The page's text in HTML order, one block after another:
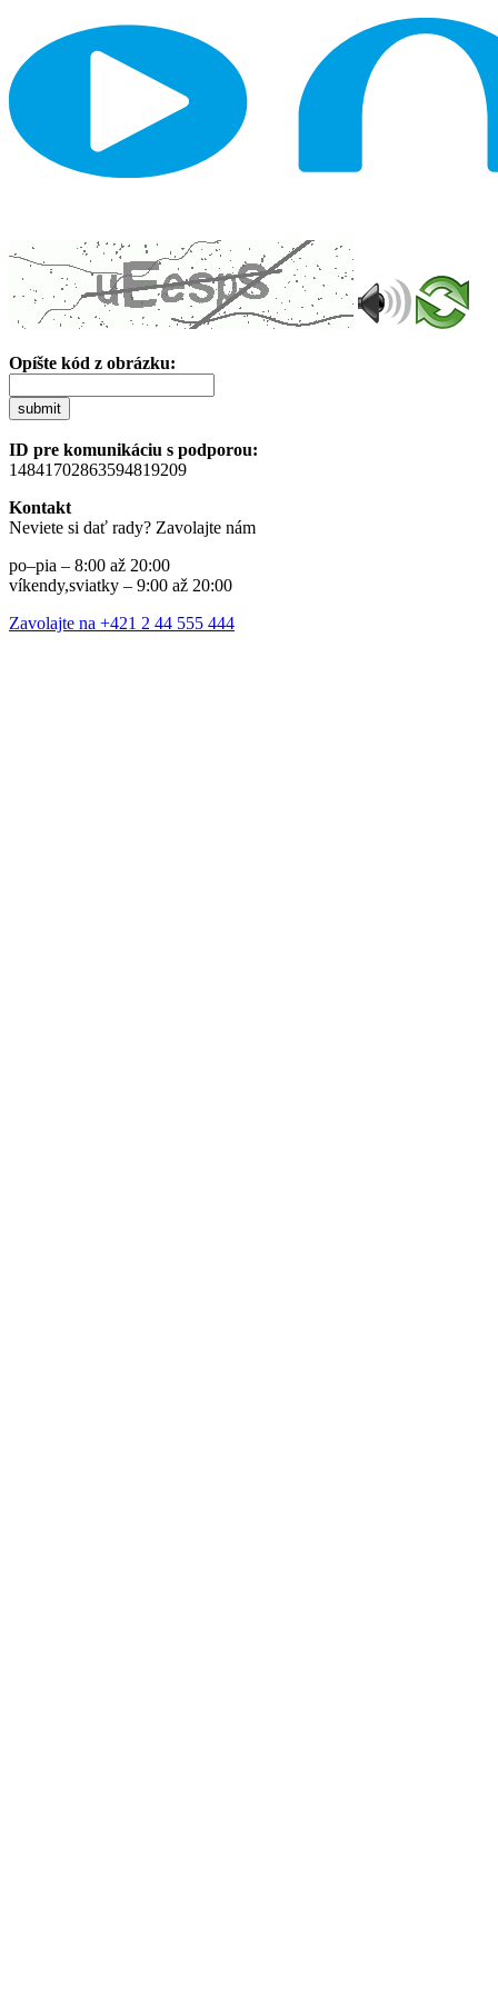
Opíšte kód z obrázku:
submit
ID pre komunikáciu s podporou:
14841702863594819209
Kontakt
Neviete si dať rady? Zavolajte nám
po–pia – 8:00 až 20:00
víkendy,sviatky – 9:00 až 20:00
Zavolajte na +421 2 44 555 444